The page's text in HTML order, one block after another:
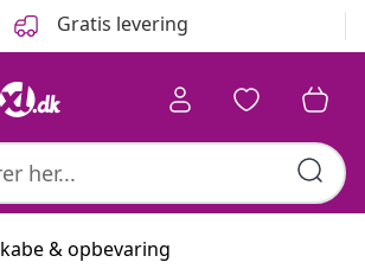
Gratis levering
& opbevaring